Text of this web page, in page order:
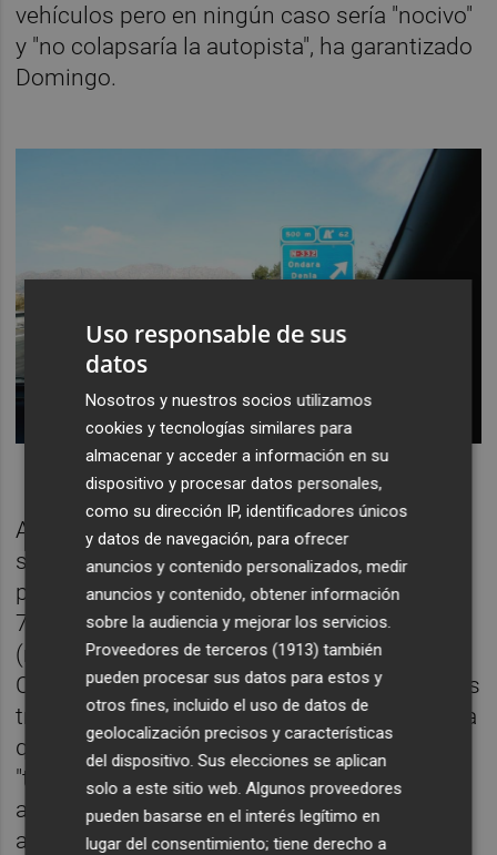
vehículos pero en ningún caso sería "nocivo"
y "no colapsaría la autopista", ha garantizado
Domingo.
Así, si los niveles de servicio de la carretera
se dividen en A (menos de 50.062 vehículos
por hora al día, B (de 50.062 a 73.996), C (de
73.996 a 96.278), D (96.248 a 120.300) y E
(más de 120.300)--, con la propuesta de
Conselleria los niveles se mantendrían en los
tres primeros niveles, por lo que Domingo ha
querido transmitir un mensaje de
"tranquilidad" al sector hostelero y ha
apuntado que si la red de carreras se
acondiciona, el tráfico "todavía mejorará".
Uso responsable de sus
datos
Nosotros y nuestros socios utilizamos
cookies y tecnologías similares para
almacenar y acceder a información en su
dispositivo y procesar datos personales,
como su dirección IP, identificadores únicos
y datos de navegación, para ofrecer
anuncios y contenido personalizados, medir
anuncios y contenido, obtener información
sobre la audiencia y mejorar los servicios.
Proveedores de terceros (1913) también
pueden procesar sus datos para estos y
otros fines, incluido el uso de datos de
geolocalización precisos y características
del dispositivo. Sus elecciones se aplican
solo a este sitio web. Algunos proveedores
pueden basarse en el interés legítimo en
lugar del consentimiento; tiene derecho a